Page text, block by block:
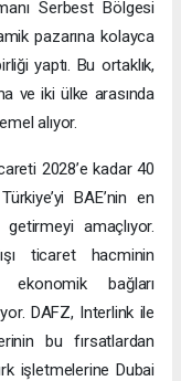
Serbest Bölgesi
pazarına kolayca
yaptı. Bu ortaklık,
ve iki ülke arasında
alıyor.
2028’e kadar 40
BAE’nin en
amaçlıyor.
ticaret hacminin
bağları
DAFZ, Interlink ile
bu fırsatlardan
işletmelerine Dubai